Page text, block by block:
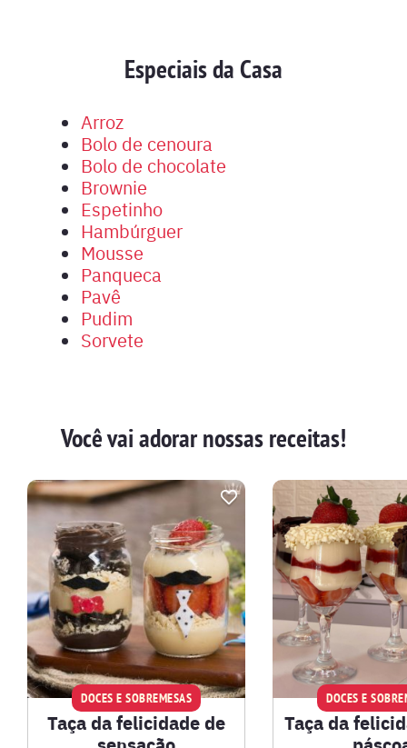
Especiais da Casa
Arroz
Bolo de cenoura
Bolo de chocolate
Brownie
Espetinho
Hambúrguer
Mousse
Panqueca
Pavê
Pudim
Sorvete
Você vai adorar nossas receitas!
DOCES E SOBREMESAS
Taça da felicidade de
DOCES E
Taça da